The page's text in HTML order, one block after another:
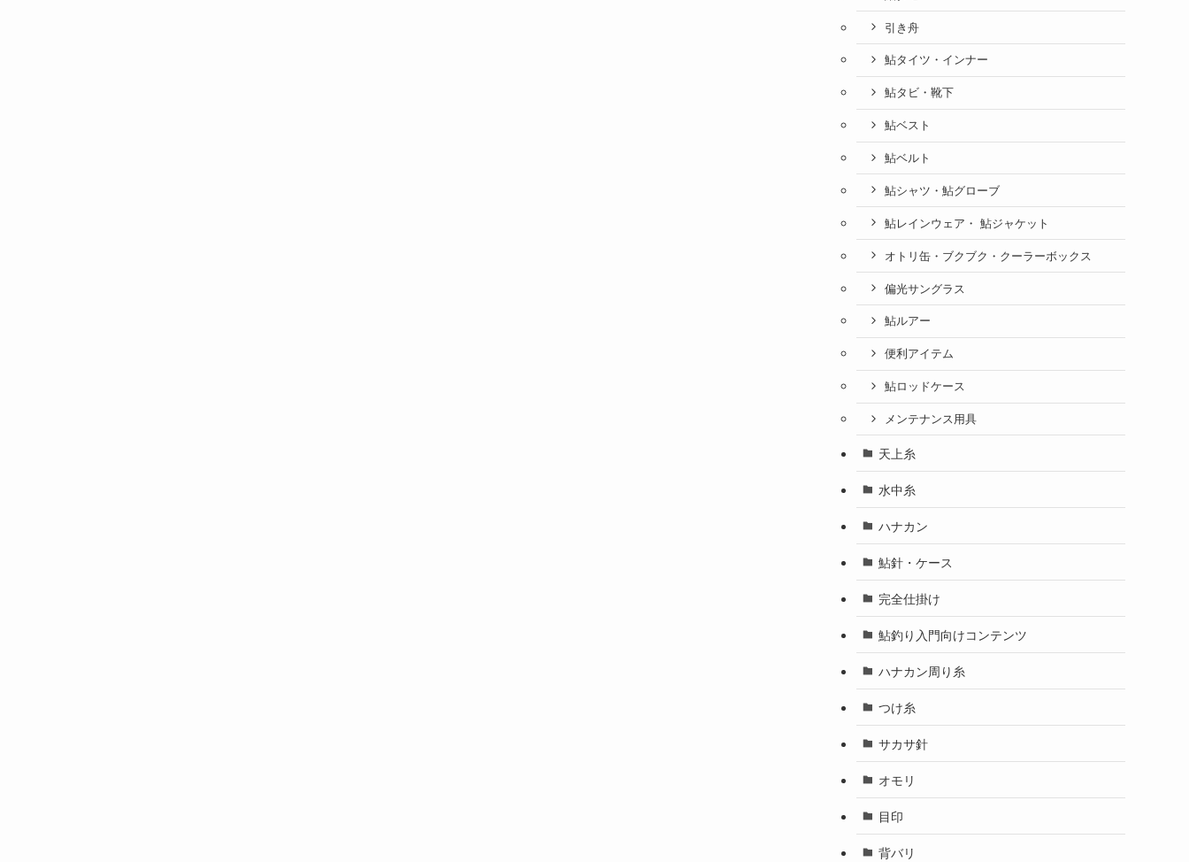
引き舟
鮎タイツ・インナー
鮎タビ・靴下
鮎ベスト
鮎ベルト
鮎シャツ・鮎グローブ
鮎レインウェア・ 鮎ジャケット
オトリ缶・ブクブク・クーラーボックス
偏光サングラス
鮎ルアー
便利アイテム
鮎ロッドケース
メンテナンス用具
天上糸
水中糸
ハナカン
鮎針・ケース
完全仕掛け
鮎釣り入門向けコンテンツ
ハナカン周り糸
つけ糸
サカサ針
オモリ
目印
背バリ